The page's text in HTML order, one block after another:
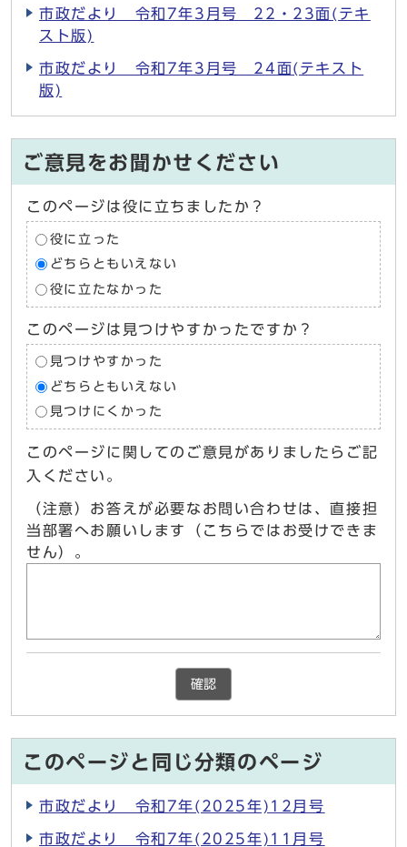
市政だより 令和7年3月号 22・23面(テキ
スト版)
市政だより 令和7年3月号 24面(テキスト
版)
ご意見をお聞かせください
このページは役に立ちましたか？
役に立った
どちらともいえない
役に立たなかった
このページは見つけやすかったですか？
見つけやすかった
どちらともいえない
見つけにくかった
このページに関してのご意見がありましたらご記
入ください。
（注意）お答えが必要なお問い合わせは、直接担
当部署へお願いします（こちらではお受けできま
せん）。
確認
このページと同じ分類のページ
市政だより 令和7年(2025年)12月号
市政だより 令和7年(2025年)11月号